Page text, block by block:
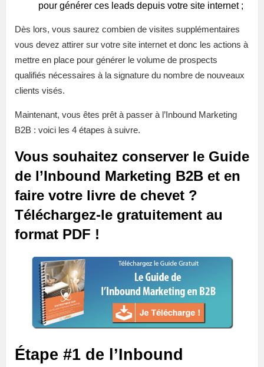
pour générer ces leads depuis votre site internet ;
Dès lors, vous saurez combien de visites supplémentaires
vous devez attirer sur votre site internet et donc les actions à
mettre en place pour générer le volume de prospects
qualifiés nécessaires à la signature du nombre de nouveaux
clients visés.
Maintenant, vous êtes prêt à passer à l’Inbound Marketing
B2B : voici les 4 étapes à suivre.
Vous souhaitez conserver le Guide
de l’Inbound Marketing B2B et en
faire votre livre de chevet ?
Téléchargez-le gratuitement au
format PDF !
Étape #1 de l’Inbound